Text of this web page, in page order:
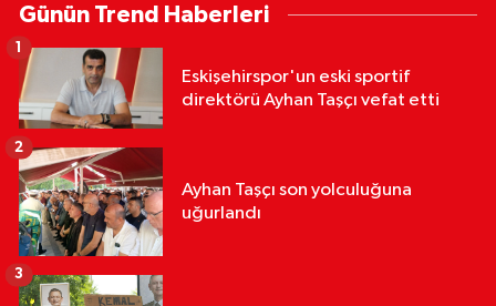
Günün Trend Haberleri
Eskişehirspor'un eski sportif
direktörü Ayhan Taşçı vefat etti
1
Ayhan Taşçı son yolculuğuna
uğurlandı
2
3